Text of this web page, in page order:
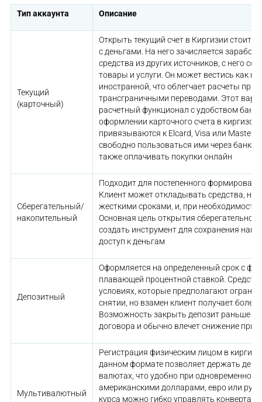
Тип аккаунта Описание
Текущий
(карточный)
Открыть текущий счет в Киргизии стоит
с деньгами. На него зачисляется
средства из других источников, с него
товары и услуги. Он может вестись как в
иностранной, что облегчает расчеты при
трансграничными переводами. Этот
расчетный функционал с удобством
оформлении карточного счета в
привязываются к Elcard, Visa или
свободно пользоваться ими через
также оплачивать покупки онлайн
Сберегательный/
накопительный
Подходит для постепенного
Клиент может откладывать средства, не
жесткими сроками, и, при
Основная цель открытия
создать инструмент для сохранения
доступ к деньгам
Депозитный
Оформляется на определенный срок с
плавающей процентной ставкой.
условиях, которые предполагают
снятии, но взамен клиент получает более
Возможность закрыть депозит раньше
договора и обычно влечет снижение
Мультивалютный
Регистрация физическим лицом в
данном формате позволяет держать
валютах, что удобно при одновременной
американскими долларами, евро или
курса можно гибко управлять